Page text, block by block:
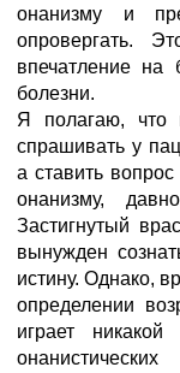
онанизму и
опровергать.
впечатление на
болезни.
Я полагаю, что
спрашивать у
а ставить вопрос
онанизму,
Застигнутый
вынужден
истину. Однако,
определении
играет